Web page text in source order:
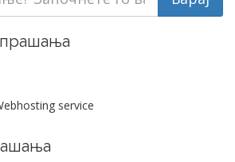
service